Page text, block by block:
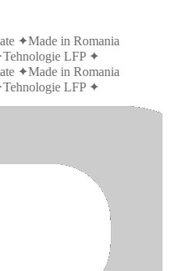
✦Made in Romania
Tehnologie LFP ✦
✦Made in Romania
Tehnologie LFP ✦